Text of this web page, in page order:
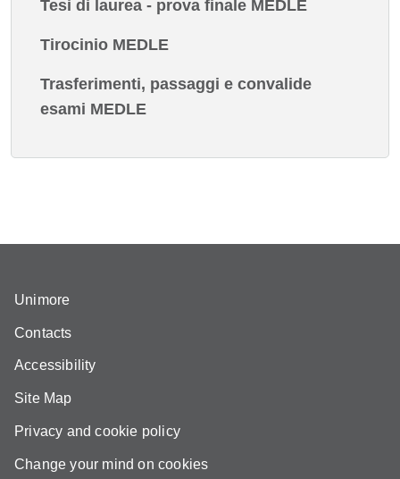
Tesi di laurea - prova finale MEDLE
Tirocinio MEDLE
Trasferimenti, passaggi e convalide
esami MEDLE
Unimore
Contacts
Accessibility
Site Map
Privacy and cookie policy
Change your mind on cookies